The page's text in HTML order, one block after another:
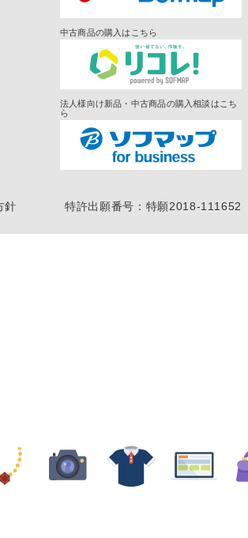
中古商品の購入はこちら
法人様向け新品・中古商品の購入相談はこち
ら
針 特許出願番号：特願2018-111652